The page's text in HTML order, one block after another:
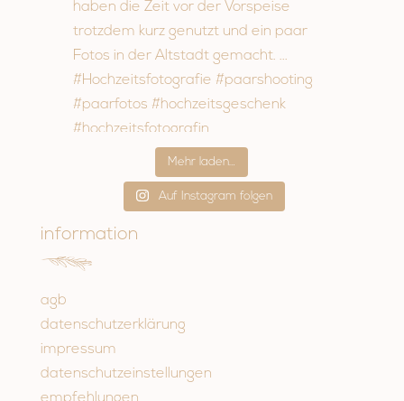
Mehr laden…
Auf Instagram folgen
information
agb
datenschutzerklärung
impressum
datenschutzeinstellungen